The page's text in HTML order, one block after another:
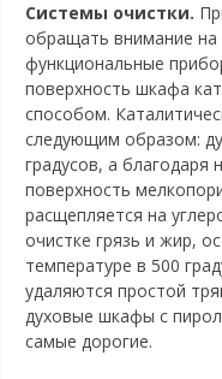
Системы очистки.
обращать внимание на
функциональные
поверхность шкафа
способом.
следующим образом:
градусов, а благодаря
поверхность
расщепляется на
очистке грязь и жир,
температуре в 500
удаляются простой
духовые шкафы с
самые дорогие.